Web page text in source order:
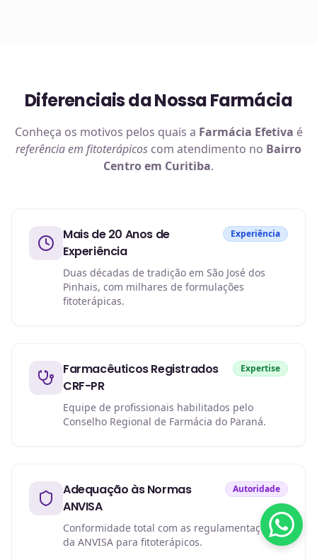
Diferenciais da Nossa Farmácia
Conheça os motivos pelos quais a Farmácia Efetiva é
referência em fitoterápicos com atendimento no Bairro
Centro em Curitiba.
Mais de 20 Anos de
Experiência
Experiência
Duas décadas de tradição em São José dos
Pinhais, com milhares de formulações
fitoterápicas.
Farmacêuticos Registrados
CRF-PR
Expertise
Equipe de profissionais habilitados pelo
Conselho Regional de Farmácia do Paraná.
Adequação às Normas
ANVISA
Autoridade
Conformidade total com as regulamentações
da ANVISA para fitoterápicos.